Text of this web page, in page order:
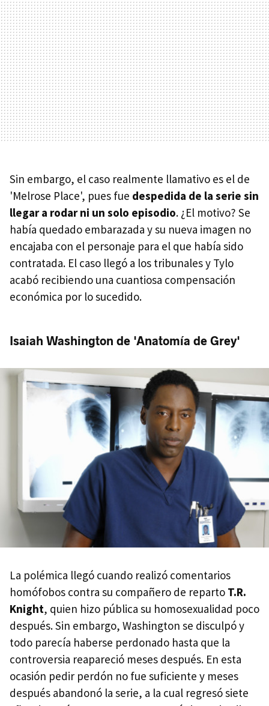
Sin embargo, el caso realmente llamativo es el de
'Melrose Place', pues fue despedida de la serie sin
llegar a rodar ni un solo episodio. ¿El motivo? Se
había quedado embarazada y su nueva imagen no
encajaba con el personaje para el que había sido
contratada. El caso llegó a los tribunales y Tylo
acabó recibiendo una cuantiosa compensación
económica por lo sucedido.
Isaiah Washington de 'Anatomía de Grey'
La polémica llegó cuando realizó comentarios
homófobos contra su compañero de reparto T.R.
Knight, quien hizo pública su homosexualidad poco
después. Sin embargo, Washington se disculpó y
todo parecía haberse perdonado hasta que la
controversia reapareció meses después. En esta
ocasión pedir perdón no fue suficiente y meses
después abandonó la serie, a la cual regresó siete